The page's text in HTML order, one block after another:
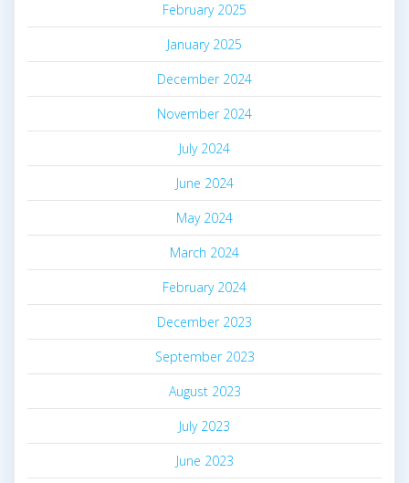
February 2025
January 2025
December 2024
November 2024
July 2024
June 2024
May 2024
March 2024
February 2024
December 2023
September 2023
August 2023
July 2023
June 2023